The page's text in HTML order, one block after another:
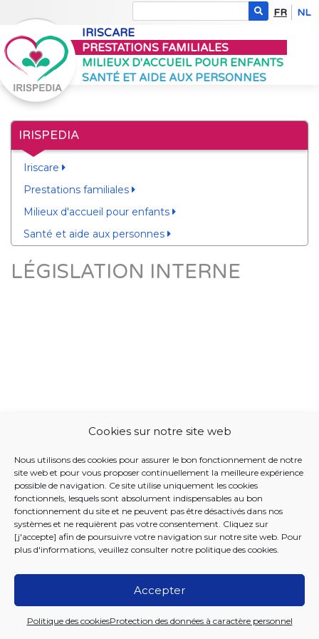
Cookies sur notre site web
Nous utilisons des cookies pour assurer le bon fonctionnement de notre
site web et pour vous proposer continuellement la meilleure expérience
possible de navigation. Ce site utilise uniquement les cookies
fonctionnels, lesquels sont absolument indispensables au bon
fonctionnement du site et ne peuvent pas être désactivés dans nos
systèmes et ne requièrent pas votre consentement. Cliquez sur
[j'accepte] afin de poursuivre votre navigation sur notre site web. Pour
plus d'informations, veuillez consulter notre politique des cookies.
Accepter
Politique des cookiesProtection des données à caractère personnel
FR NL
IRISCARE
PRESTATIONS FAMILIALES
MILIEUX D'ACCUEIL POUR ENFANTS
SANTÉ ET AIDE AUX PERSONNES
IRISPEDIA
Iriscare
Prestations familiales
Milieux d'accueil pour enfants
Santé et aide aux personnes
LÉGISLATION INTERNE
2026 Iriscare